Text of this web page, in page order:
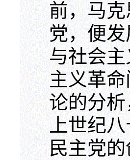
前，马
党，便
与社会
主义革
论的分
上世纪
民主党